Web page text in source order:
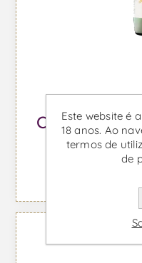
Codorníu
Desde
Este website é
18 anos. Ao
termos de
de